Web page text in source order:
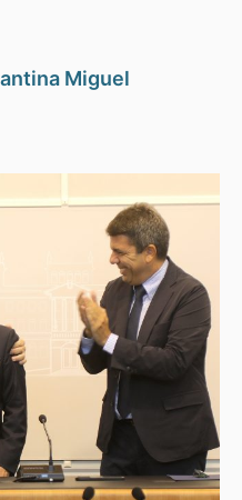
Miguel